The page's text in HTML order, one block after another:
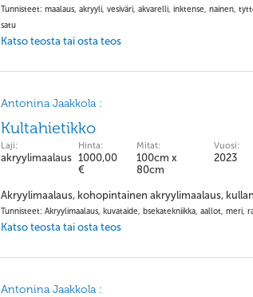
Tunnisteet: maalaus, akryyli, vesiväri, akvarelli, inktense, nainen,
satu
Katso teosta tai osta teos
Antonina Jaakkola :
Kultahietikko
Laji:
akryylimaalaus
Hinta:
1000,00
€
Mitat:
100cm x
80cm
Vuosi:
2023
Akryylimaalaus, kohopintainen akryylimaalaus,
Tunnisteet: Akryylimaalaus, kuvataide, bsekatekniikka, aallot, meri,
Katso teosta tai osta teos
Antonina Jaakkola :